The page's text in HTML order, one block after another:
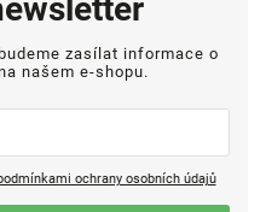
zasílat informace o
našem e-shopu.
ochrany osobních údajů